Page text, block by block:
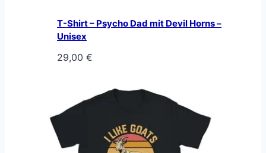
T-Shirt – Psycho Dad mit Devil Horns –
Unisex
29,00 €